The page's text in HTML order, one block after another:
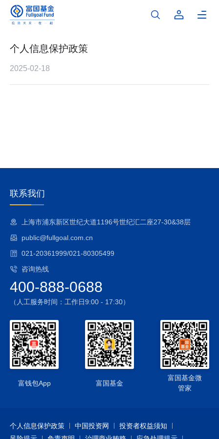
个人信息保护政策
2025-02-18
联系我们
上海市浦东新区世纪大道1196号世纪汇二座27-30&38层
public@fullgoal.com.cn
021-20361999/021-80305499
咨询热线
400-888-0688
（人工服务时间：工作日9:00 - 17:30）
富钱包App 富国基金
富国基金微
管家
个人信息保护政策 中国投资网
投资者权益须知